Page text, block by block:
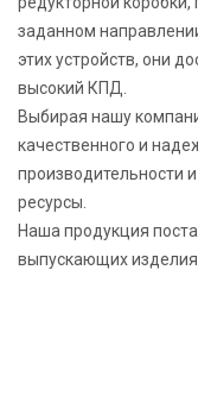
заданном
этих устройств, они
высокий КПД.
Выбирая нашу
качественного и
производительности
ресурсы.
Наша продукция
выпускающих изделия